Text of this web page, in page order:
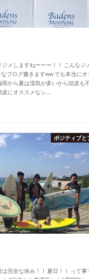
ジメしますねーーー！！ こんなジ
ブログ書きますww でも本当にオ
雨から夏は湿気が多いから頭皮も
にオススメなシ…
ポジティブと
は完全な休み！！ 夏日！！ って事